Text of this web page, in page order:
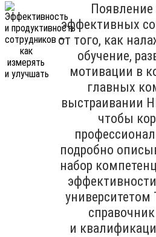
Появление
эффективных
от того, как
обучение,
мотивации в
главных
выстраивании
чтобы
подробно
набор
университетом
и